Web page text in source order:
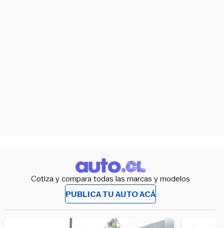
Cotiza y compara todas las marcas y modelos
PUBLICA TU AUTO ACÁ